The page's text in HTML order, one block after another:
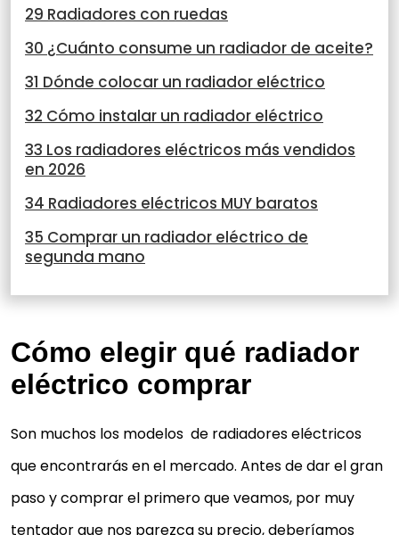
29 Radiadores con ruedas
30 ¿Cuánto consume un radiador de aceite?
31 Dónde colocar un radiador eléctrico
32 Cómo instalar un radiador eléctrico
33 Los radiadores eléctricos más vendidos
en 2026
34 Radiadores eléctricos MUY baratos
35 Comprar un radiador eléctrico de
segunda mano
Cómo elegir qué radiador
eléctrico comprar
Son muchos los modelos de radiadores eléctricos
que encontrarás en el mercado. Antes de dar el gran
paso y comprar el primero que veamos, por muy
tentador que nos parezca su precio, deberíamos